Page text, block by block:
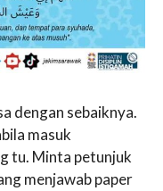
dengan sebaiknya.
masuk
tu. Minta petunjuk
menjawab paper